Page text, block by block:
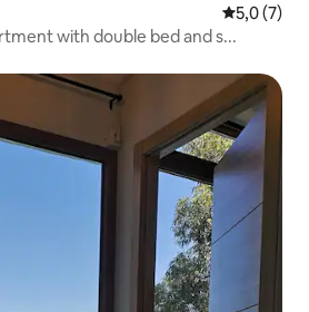
Prosečna
5,0 (7)
with double bed and s...